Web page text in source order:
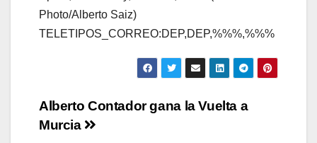
Photo/Alberto Saiz)
TELETIPOS_CORREO:DEP,DEP,%%%,%%%
Navegación
Alberto Contador gana la Vuelta a
Murcia